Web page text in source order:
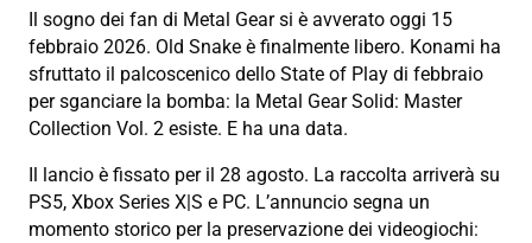
Il sogno dei fan di Metal Gear si è avverato oggi 15
febbraio 2026. Old Snake è finalmente libero. Konami ha
sfruttato il palcoscenico dello State of Play di febbraio
per sganciare la bomba: la Metal Gear Solid: Master
Collection Vol. 2 esiste. E ha una data.
Il lancio è fissato per il 28 agosto. La raccolta arriverà su
PS5, Xbox Series X|S e PC. L’annuncio segna un
momento storico per la preservazione dei videogiochi: